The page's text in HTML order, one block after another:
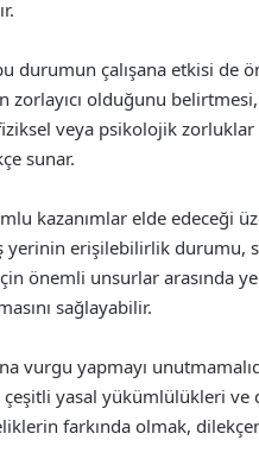
durumun çalışana etkisi de
zorlayıcı olduğunu
veya psikolojik
sunar.
kazanımlar elde edeceği
yerinin erişilebilirlik durumu,
önemli unsurlar arasında
sağlayabilir.
vurgu yapmayı
yasal yükümlülükleri ve
farkında olmak,